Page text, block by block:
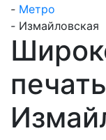
- Метро
- Измайловская
печать